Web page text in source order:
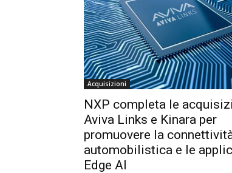
Acquisizioni
NXP completa le
Aviva Links e Kinara per
promuovere la
automobilistica e le
Edge AI